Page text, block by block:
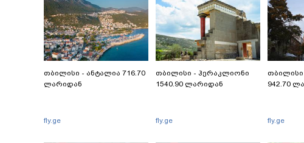
თბილისი - ანტალია 716.70
ლარიდან
fly.ge
თბილისი - ჰერაკლიონი
1540.90 ლარიდან
fly.ge
თბილისი
942.70
fly.ge